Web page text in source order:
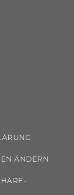
ÄNDERN